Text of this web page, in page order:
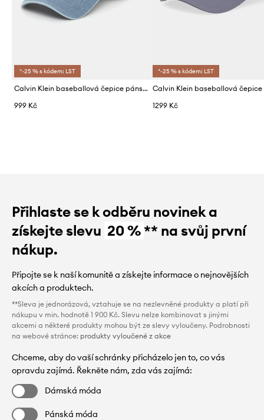
*-25 % s kódem: LST
Calvin Klein baseballová čepice pánská džínová
999 Kč
*-25 % s kódem: LST
1299 Kč
Přihlaste se k odběru novinek a
získejte slevu 20 %** na svůj první
nákup.
Připojte se k naší komunitě a získejte informace o nejnovějších
akcích a produktech.
**Sleva je jednorázová, vztahuje se na nezlevněné produkty a platí při
nákupu v min. hodnotě 1 900 Kč. Slevu nelze kombinovat s jinými
akcemi a některé produkty mohou být ze slevy vyloučeny. Podrobnosti
na webové stránce: produkty vyloučené z akce
Chceme, aby do vaší schránky přicházelo jen to, co vás
opravdu zajímá. Řekněte nám, zda vás zajímá:
Dámská móda
Pánská móda